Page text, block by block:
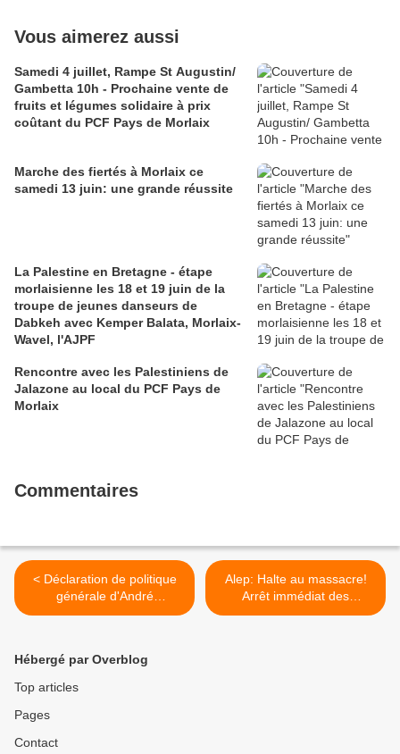
Vous aimerez aussi
Samedi 4 juillet, Rampe St Augustin/
Gambetta 10h - Prochaine vente de
fruits et légumes solidaire à prix
coûtant du PCF Pays de Morlaix
Marche des fiertés à Morlaix ce
samedi 13 juin: une grande réussite
La Palestine en Bretagne - étape
morlaisienne les 18 et 19 juin de la
troupe de jeunes danseurs de
Dabkeh avec Kemper Balata, Morlaix-
Wavel, l'AJPF
Rencontre avec les Palestiniens de
Jalazone au local du PCF Pays de
Morlaix
Commentaires
< Déclaration de politique
générale d'André
Chassaigne à l'Assemblée:
gouvernement
Alep: Halte au massacre!
Arrêt immédiat des
bombardements!
Hébergé par Overblog
Top articles
Pages
Contact